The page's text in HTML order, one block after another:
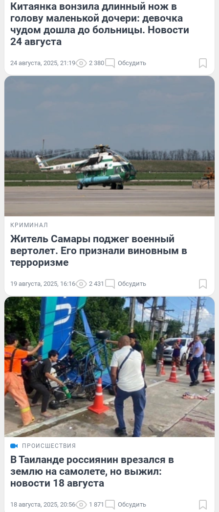
Китаянка вонзила длинный нож в
голову маленькой дочери: девочка
чудом дошла до больницы. Новости
24 августа
24 августа, 2025, 21:19 2 380 Обсудить
КРИМИНАЛ
Житель Самары поджег военный
вертолет. Его признали виновным в
терроризме
19 августа, 2025, 16:16 2 431 Обсудить
ПРОИСШЕСТВИЯ
В Таиланде россиянин врезался в
землю на самолете, но выжил:
новости 18 августа
18 августа, 2025, 20:56 1 871 Обсудить